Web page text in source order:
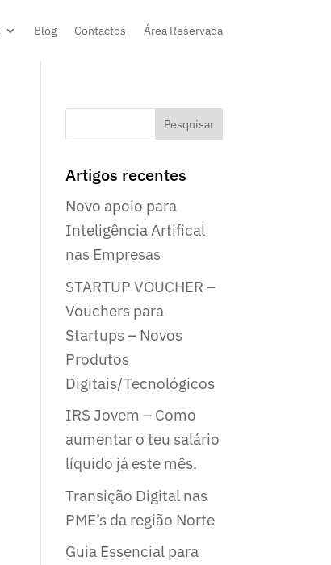
Blog Contactos Área Reservada
Artigos recentes
Novo apoio para
Inteligência Artifical
nas Empresas
STARTUP VOUCHER –
Vouchers para
Startups – Novos
Produtos
Digitais/Tecnológicos
IRS Jovem – Como
aumentar o teu salário
líquido já este mês.
Transição Digital nas
PME’s da região Norte
Guia Essencial para